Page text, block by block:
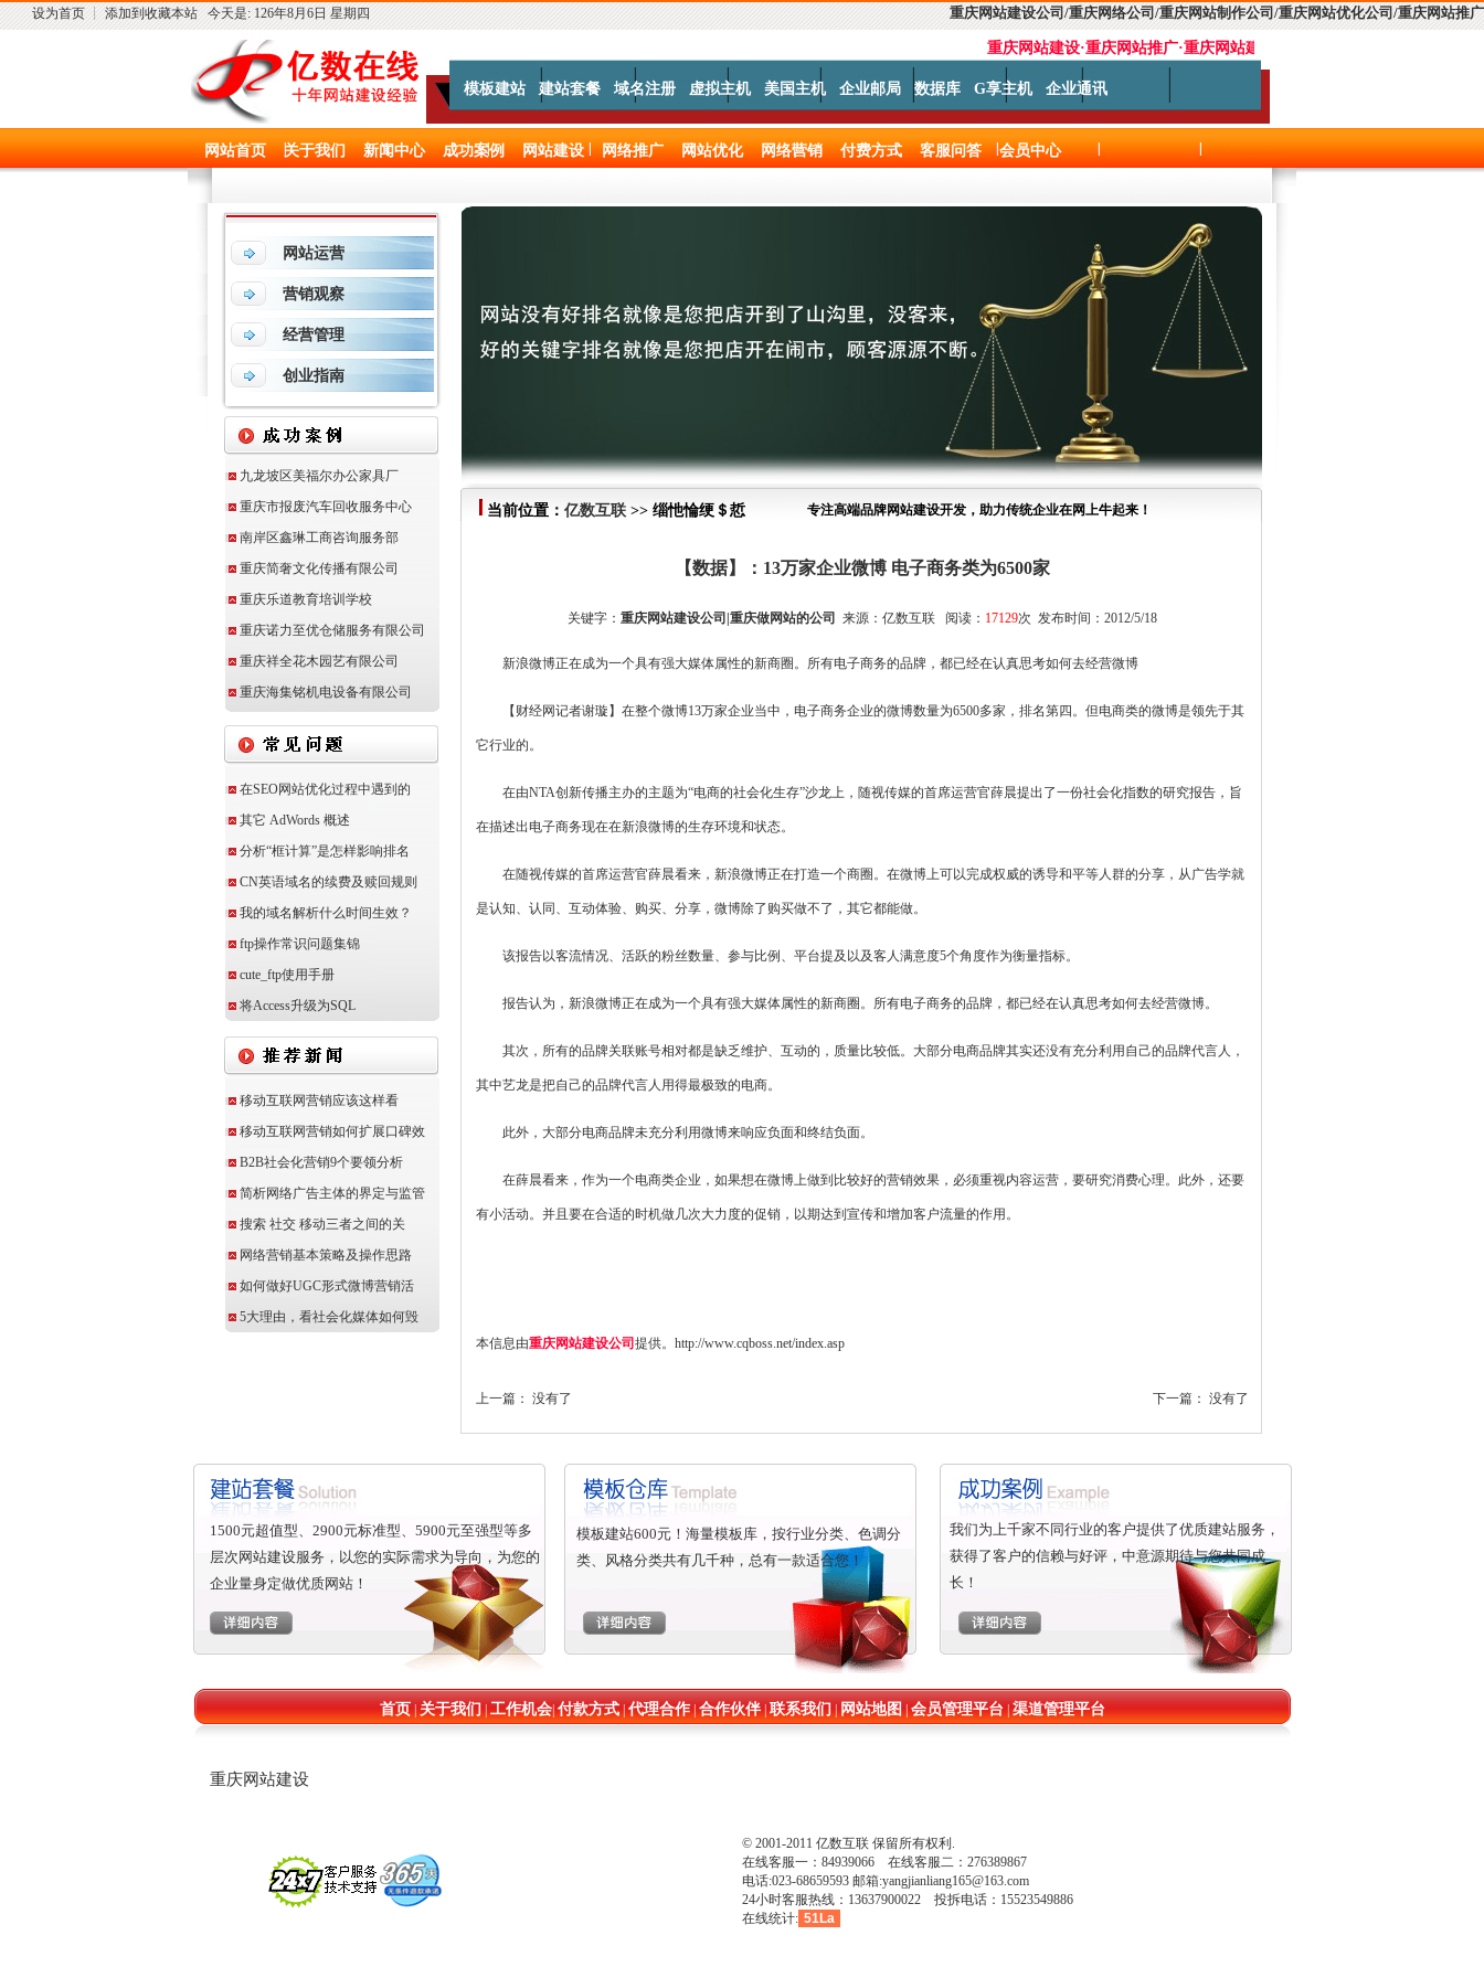
设为首页 ┊ 添加到收藏本站 今天是: 126年8月6日 星期四 重庆网站建设公司 /重庆网络公司 /重庆网站制作公司 /重庆网站优化公司 /重庆网站推广
重庆网站建设·重庆网站推广·重庆网站建设第一品牌
模板建站 建站套餐 域名注册 虚拟主机 美国主机 企业邮局 数据库 G享主机 企业通讯
网站首页 关于我们 新闻中心 成功案例 网站建设 网络推广 网站优化 网络营销 付费方式 客服问答 会员中心
网站运营
营销观察
经营管理
创业指南
九龙坡区美福尔办公家具厂
重庆市报废汽车回收服务中心
南岸区鑫琳工商咨询服务部
重庆简奢文化传播有限公司
重庆乐道教育培训学校
重庆诺力至优仓储服务有限公司
重庆祥全花木园艺有限公司
重庆海集铭机电设备有限公司
在SEO网站优化过程中遇到的
其它 AdWords 概述
分析“框计算”是怎样影响排名
CN英语域名的续费及赎回规则
我的域名解析什么时间生效？
ftp操作常识问题集锦
cute_ftp使用手册
将Access升级为SQL
移动互联网营销应该这样看
移动互联网营销如何扩展口碑效
B2B社会化营销9个要领分析
简析网络广告主体的界定与监管
搜索 社交 移动三者之间的关
网络营销基本策略及操作思路
如何做好UGC形式微博营销活
5大理由，看社会化媒体如何毁
当前位置： 亿数互联 >> 缁忚惀绠＄悊 专注高端品牌网站建设开发，助力传统企业在网上牛起来！
【数据】：13万家企业微博 电子商务类为6500家
关键字： 重庆网站建设公司|重庆做网站的公司 来源：亿数互联 阅读： 17129次 发布时间：2012/5/18
新浪微博正在成为一个具有强大媒体属性的新商圈。所有电子商务的品牌，都已经在认真思考如何去经营微博
【财经网记者谢璇】在整个微博13万家企业当中，电子商务企业的微博数量为6500多家，排名第四。但电商类的微博是领先于其
它行业的。
在由NTA创新传播主办的主题为“电商的社会化生存”沙龙上，随视传媒的首席运营官薛晨提出了一份社会化指数的研究报告，旨
在描述出电子商务现在在新浪微博的生存环境和状态。
在随视传媒的首席运营官薛晨看来，新浪微博正在打造一个商圈。在微博上可以完成权威的诱导和平等人群的分享，从广告学就
是认知、认同、互动体验、购买、分享，微博除了购买做不了，其它都能做。
该报告以客流情况、活跃的粉丝数量、参与比例、平台提及以及客人满意度5个角度作为衡量指标。
报告认为，新浪微博正在成为一个具有强大媒体属性的新商圈。所有电子商务的品牌，都已经在认真思考如何去经营微博。
其次，所有的品牌关联账号相对都是缺乏维护、互动的，质量比较低。大部分电商品牌其实还没有充分利用自己的品牌代言人，
其中艺龙是把自己的品牌代言人用得最极致的电商。
此外，大部分电商品牌未充分利用微博来响应负面和终结负面。
在薛晨看来，作为一个电商类企业，如果想在微博上做到比较好的营销效果，必须重视内容运营，要研究消费心理。此外，还要
有小活动。并且要在合适的时机做几次大力度的促销，以期达到宣传和增加客户流量的作用。
本信息由重庆网站建设公司 提供。 http://www.cqboss.net/index.asp
上一篇： 没有了 下一篇： 没有了
1500元超值型、2900元标准型、5900元至强型等多
层次网站建设服务，以您的实际需求为导向，为您的
企业量身定做优质网站！
模板建站600元！海量模板库，按行业分类、色调分
类、风格分类共有几千种，总有一款适合您！
我们为上千家不同行业的客户提供了优质建站服务，
获得了客户的信赖与好评，中意源期待与您共同成
长！
首页 关于我们 工作机会|付款方式| 代理合作| 合作伙伴| 联系我们 网站地图 会员管理平台 渠道管理平台
重庆网站建设
© 2001-2011 亿数互联 保留所有权利.
在线客服一：84939066 在线客服二：276389867
电话:023-68659593 邮箱:yangjianliang165@163.com
24小时客服热线：13637900022 投拆电话：15523549886
在线统计: 51La